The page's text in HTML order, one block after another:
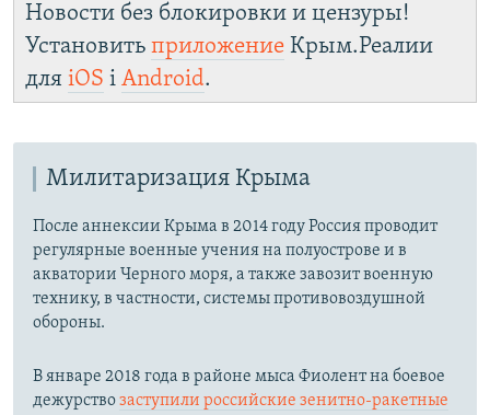
Новости без блокировки и цензуры!
Установить приложение Крым.Реалии
для iOS і Android.
Милитаризация Крыма
После аннексии Крыма в 2014 году Россия проводит
регулярные военные учения на полуострове и в
акватории Черного моря, а также завозит военную
технику, в частности, системы противовоздушной
обороны.
​В январе 2018 года в районе мыса Фиолент на боевое
дежурствозаступили российские зенитно-ракетные